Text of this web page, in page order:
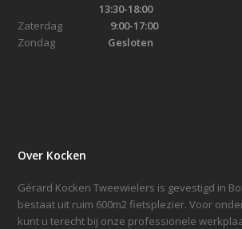
13:30-18:00
Zaterdag 9:00-17:00
Zondag Gesloten
Over Kocken
Gérard Kocken Tweewielers is gevestigd in
bestaat uit ruim 600m2 fietsplezier. Voor
kunt u terecht bij onze professionele